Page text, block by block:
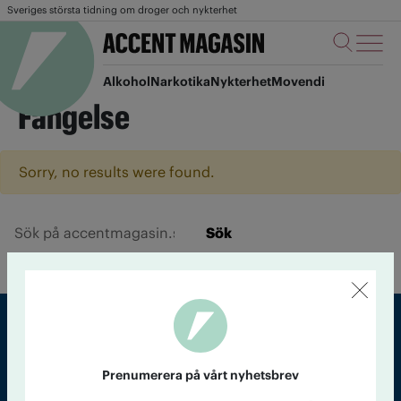
Sveriges största tidning om droger och nykterhet
AlkoholNarkotikaNykterhetMovendi
Fängelse
Sorry, no results were found.
Sök
Prenumerera på vårt nyhetsbrev